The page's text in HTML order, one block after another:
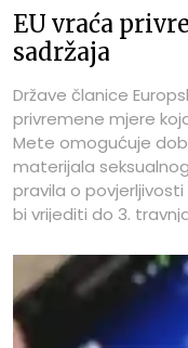
EU vraća
sadržaja
Države članice
privremene mjere
Mete omogućuje
materijala
pravila o
bi vrijediti do 3.